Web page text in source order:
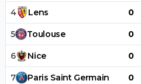
4 Lens 0
5 Toulouse 0
6 Nice 0
7 Paris Saint Germain 0